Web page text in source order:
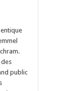
public